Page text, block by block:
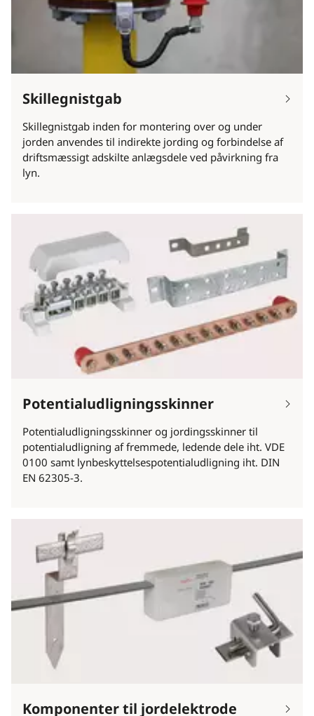
Skillegnistgab
Skillegnistgab inden for montering over og under
jorden anvendes til indirekte jording og forbindelse af
driftsmæssigt adskilte anlægsdele ved påvirkning fra
lyn.
Potentialudligningsskinner
Potentialudligningsskinner og jordingsskinner til
potentialudligning af fremmede, ledende dele iht. VDE
0100 samt lynbeskyttelsespotentialudligning iht. DIN
EN 62305-3.
Komponenter til jordelektrode